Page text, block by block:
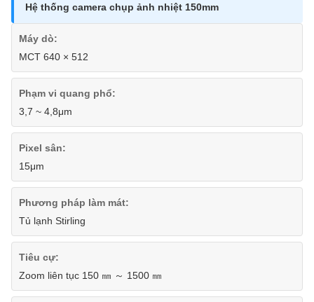
Hệ thống camera chụp ảnh nhiệt 150mm
Máy dò:
MCT 640 × 512
Phạm vi quang phổ:
3,7 ~ 4,8μm
Pixel sân:
15μm
Phương pháp làm mát:
Tủ lạnh Stirling
Tiêu cự:
Zoom liên tục 150 ㎜ ～ 1500 ㎜